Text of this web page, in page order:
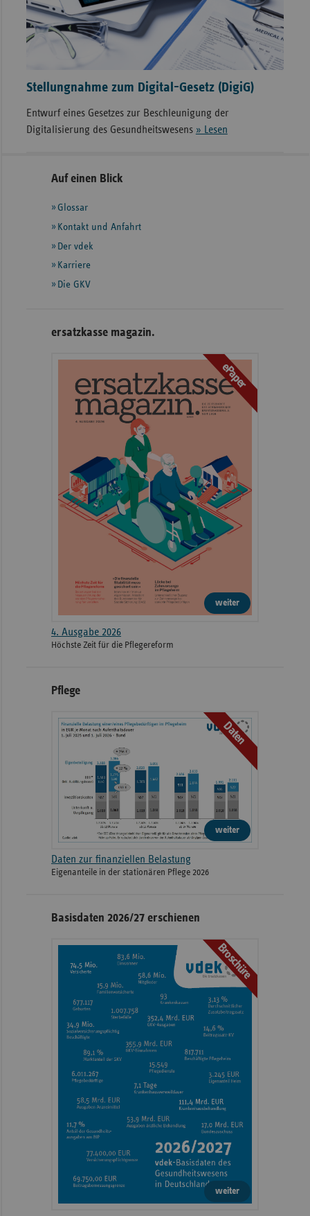
Stellungnahme zum Digital-Gesetz (DigiG)
Entwurf eines Gesetzes zur Beschleunigung der
Digitalisierung des Gesundheitswesens » Lesen
Seitennavigation
Seitenleiste
weiteren
Informationen
Auf einen Blick
Glossar
Kontakt und Anfahrt
Der vdek
Karriere
Die GKV
ersatzkasse magazin.
ePaper
weiter
4. Ausgabe 2026
Höchste Zeit für die Pflegereform
Pflege
Daten
weiter
Daten zur finanziellen Belastung
Eigenanteile in der stationären Pflege 2026
Basisdaten 2026/27 erschienen
Broschüre
weiter